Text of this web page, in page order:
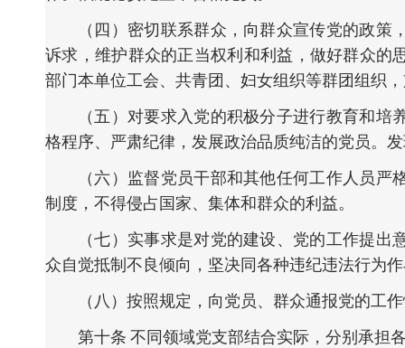
（四）密切联系群众，向群众宣传党的政
诉求，维护群众的正当权利和利益，做好群众的
部门本单位工会、共青团、妇女组织等群团组织
（五）对要求入党的积极分子进行教育和
格程序、严肃纪律，发展政治品质纯洁的党员。
（六）监督党员干部和其他任何工作人员
制度，不得侵占国家、集体和群众的利益。
（七）实事求是对党的建设、党的工作提
众自觉抵制不良倾向，坚决同各种违纪违法行为
（八）按照规定，向党员、群众通报党的工
第十条 不同领域党支部结合实际，分别承担